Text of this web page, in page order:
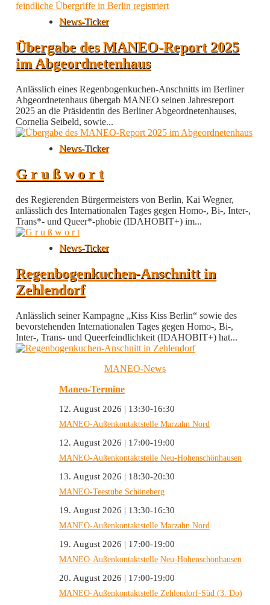
News-Ticker
Übergabe des MANEO-Report 2025
im Abgeordnetenhaus
Anlässlich eines Regenbogenkuchen-Anschnitts im Berliner
Abgeordnetenhaus übergab MANEO seinen Jahresreport
2025 an die Präsidentin des Berliner Abgeordnetenhauses,
Cornelia Seibeld, sowie...
News-Ticker
G r u ß w o r t
des Regierenden Bürgermeisters von Berlin, Kai Wegner,
anlässlich des Internationalen Tages gegen Homo-, Bi-, Inter-,
Trans*- und Queer*-phobie (IDAHOBIT+) im...
News-Ticker
Regenbogenkuchen-Anschnitt in
Zehlendorf
Anlässlich seiner Kampagne „Kiss Kiss Berlin“ sowie des
bevorstehenden Internationalen Tages gegen Homo-, Bi-,
Inter-, Trans- und Queerfeindlichkeit (IDAHOBIT+) hat...
MANEO-News
Maneo-Termine
12. August 2026 | 13:30-16:30
MANEO-Außenkontaktstelle Marzahn Nord
12. August 2026 | 17:00-19:00
MANEO-Außenkontaktstelle Neu-Hohenschönhausen
13. August 2026 | 18:30-20:30
MANEO-Teestube Schöneberg
19. August 2026 | 13:30-16:30
MANEO-Außenkontaktstelle Marzahn Nord
19. August 2026 | 17:00-19:00
MANEO-Außenkontaktstelle Neu-Hohenschönhausen
20. August 2026 | 17:00-19:00
MANEO-Außenkontaktstelle Zehlendorf-Süd (3. Do)